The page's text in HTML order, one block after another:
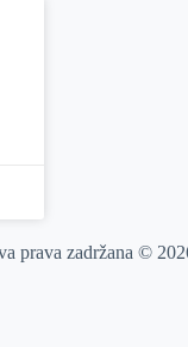
prava zadržana ©